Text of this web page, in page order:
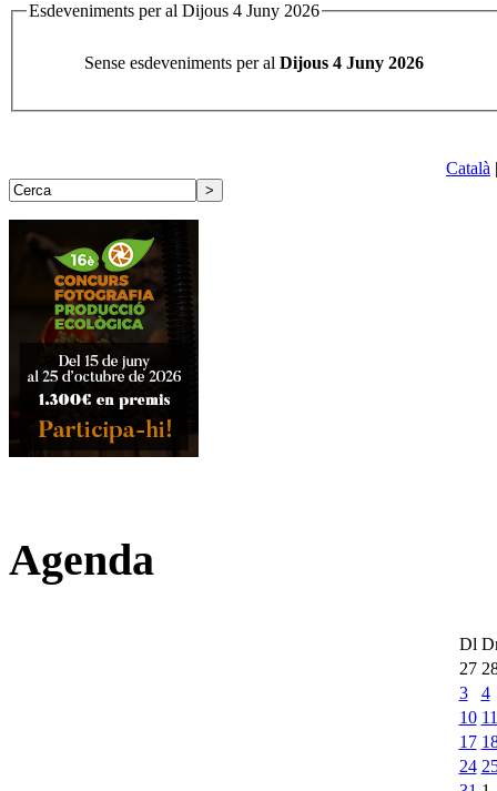
Esdeveniments per al Dijous 4 Juny 2026
Sense esdeveniments per al Dijous 4 Juny 2026
Català
Agenda
Dl
27
3
4
10 11
17
24